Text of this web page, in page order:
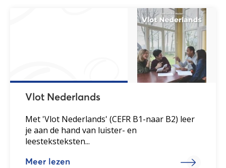
Vlot Nederlands
Met 'Vlot Nederlands' (CEFR B1-naar B2) leer
je aan de hand van luister- en
leesteksteksten...
Meer lezen